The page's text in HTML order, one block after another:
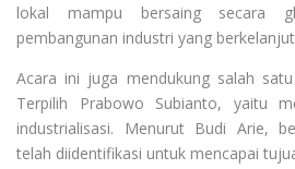
lokal mampu bersaing secara
pembangunan industri yang
Acara ini juga mendukung salah
Terpilih Prabowo Subianto, yaitu
industrialisasi. Menurut Budi Arie,
telah diidentifikasi untuk mencapai